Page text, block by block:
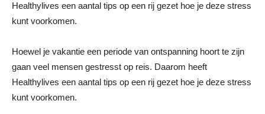
Healthylives een aantal tips op een rij gezet hoe je deze stress
kunt voorkomen.
Hoewel je vakantie een periode van ontspanning hoort te zijn
gaan veel mensen gestresst op reis. Daarom heeft
Healthylives een aantal tips op een rij gezet hoe je deze stress
kunt voorkomen.